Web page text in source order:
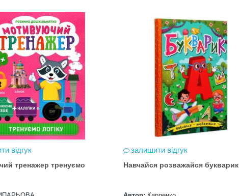
відгук
тренажер тренуємо
залишити відгук
Навчайся розважайся букварик